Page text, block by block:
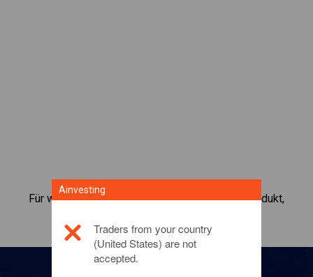
Für weitere Informationen zu diesem Anlageprodukt,
Kontaktieren Sie uns
Ainvesting
Traders from your country
(United States) are not
accepted.